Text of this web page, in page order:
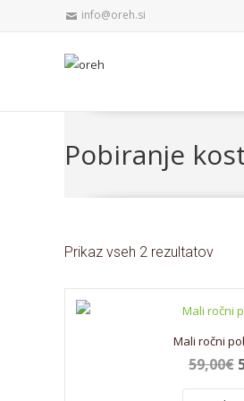
info@oreh.si
Pobiranje
Prikaz vseh 2 rezultatov
Mali ročni
59,00€